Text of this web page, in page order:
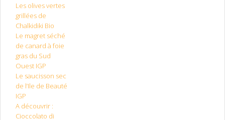
Les olives vertes
grillées de
Chalkidiki Bio
Le magret séché
de canard à foie
gras du Sud
Ouest IGP
Le saucisson sec
de l’Ile de Beauté
IGP
A découvrir :
Cioccolato di